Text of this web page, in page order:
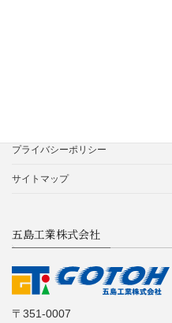
プライバシーポリシー
サイトマップ
五島工業株式会社
〒351-0007